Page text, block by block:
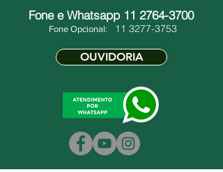
Fone e Whatsapp 11 2764-3700
Fone Opcional: 11 3277-3753
OUVIDORIA